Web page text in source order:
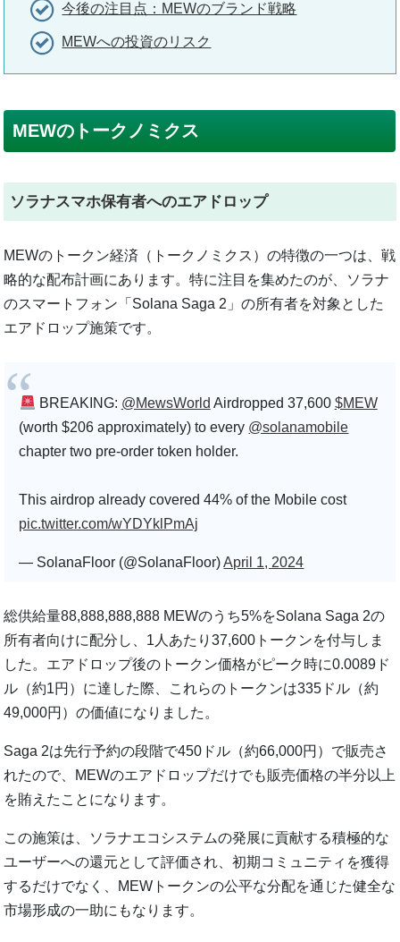
今後の注目点：MEWのブランド戦略
MEWへの投資のリスク
MEWのトークノミクス
ソラナスマホ保有者へのエアドロップ
MEWのトークン経済（トークノミクス）の特徴の一つは、戦
略的な配布計画にあります。特に注目を集めたのが、ソラナ
のスマートフォン「Solana Saga 2」の所有者を対象とした
エアドロップ施策です。
BREAKING: @MewsWorld Airdropped 37,600 $MEW
(worth $206 approximately) to every @solanamobile
chapter two pre-order token holder.
This airdrop already covered 44% of the Mobile cost
pic.twitter.com/wYDYklPmAj
— SolanaFloor (@SolanaFloor)April 1, 2024
総供給量88,888,888,888 MEWのうち5%をSolana Saga 2の
所有者向けに配分し、1人あたり37,600トークンを付与しま
した。エアドロップ後のトークン価格がピーク時に0.0089ド
ル（約1円）に達した際、これらのトークンは335ドル（約
49,000円）の価値になりました。
Saga 2は先行予約の段階で450ドル（約66,000円）で販売さ
れたので、MEWのエアドロップだけでも販売価格の半分以上
を賄えたことになります。
この施策は、ソラナエコシステムの発展に貢献する積極的な
ユーザーへの還元として評価され、初期コミュニティを獲得
するだけでなく、MEWトークンの公平な分配を通じた健全な
市場形成の一助にもなります。